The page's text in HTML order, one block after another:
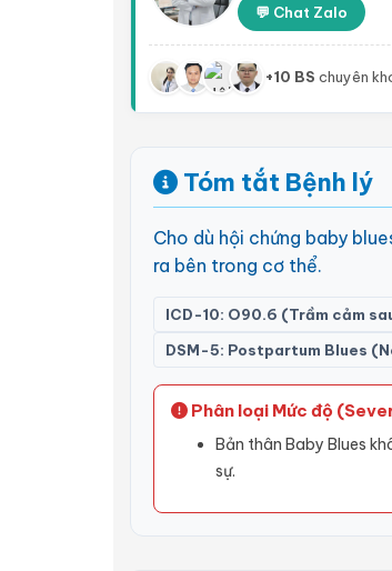
💬 Chat Zalo
+10 BS chuyên
Tóm tắt Bệnh lý
Cho dù hội chứng baby
ra bên trong cơ thể.
ICD-10: O90.6 (Trầm cảm
DSM-5: Postpartum Blues
Phân loại Mức độ
Bản thân Baby Blues
sự.